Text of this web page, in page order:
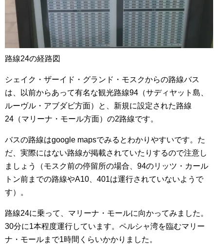
路線24の経路図
シェイク・ザーイド・グランド・モスクからの路線バス
は、以前からあって有名な観光路線94（サディヤット島、
ルーヴル・アブダビ方面）と、新規に設定された路線
24（マリーナ・モール方面）の2路線です。
バスの路線はgoogle mapsでみるとわかりやすいです。た
だ、実際にはない路線が掲載されていたりするので注意し
ましょう（モスク前の停留所の場合、94のリッツ・カール
トン前までの路線やA10、401は運行されていないようで
す）。
路線24に乗って、マリーナ・モールに向かってみました。
30分に1本程度運行しています。ペルシャ湾を臨むマリー
ナ・モールまで1時間くらいかかりました。